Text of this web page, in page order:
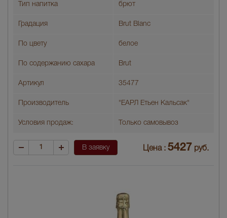
Тип напитка брют
Градация Brut Blanc
По цвету белое
По содержанию сахара Brut
Артикул 35477
Производитель "ЕАРЛ Етьен Кальсак"
Условия продаж: Только самовывоз
В заявку Цена : 5427 руб.